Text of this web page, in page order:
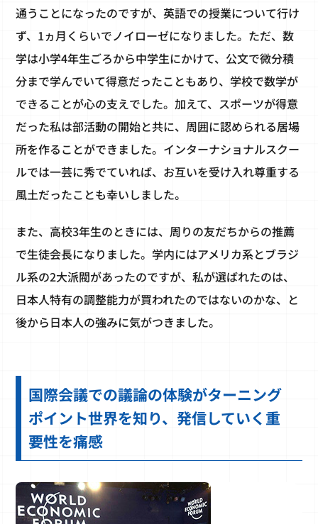
通うことになったのですが、英語での授業について行け
ず、1ヵ月くらいでノイローゼになりました。ただ、数
学は小学4年生ごろから中学生にかけて、公文で微分積
分まで学んでいて得意だったこともあり、学校で数学が
できることが心の支えでした。加えて、スポーツが得意
だった私は部活動の開始と共に、周囲に認められる居場
所を作ることができました。インターナショナルスクー
ルでは一芸に秀でていれば、お互いを受け入れ尊重する
風土だったことも幸いしました。
また、高校3年生のときには、周りの友だちからの推薦
で生徒会長になりました。学内にはアメリカ系とブラジ
ル系の2大派閥があったのですが、私が選ばれたのは、
日本人特有の調整能力が買われたのではないのかな、と
後から日本人の強みに気がつきました。
国際会議での議論の体験がターニング
ポイント世界を知り、発信していく重
要性を痛感